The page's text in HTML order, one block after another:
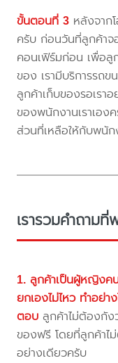
ขั้นตอนที่ 3 หลังจาก
ครับ ก่อนวันที่ลูกค้าจ
คอนเฟิร์มก่อน เพื่อลู
ของ เรามีบริการรถ
ลูกค้าเก็บของรอเรา
ของพนักงานเราเอง
ส่วนที่เหลือให้กับพนัก
เรารวมคำถาม
1. ลูกค้าเป็นผู้หญิงค
ยกเองไม่ไหว ทำอย่า
ตอบ ลูกค้าไม่ต้องกัง
ของฟรี โดยที่ลูกค้าไ
อย่างเดียวครับ